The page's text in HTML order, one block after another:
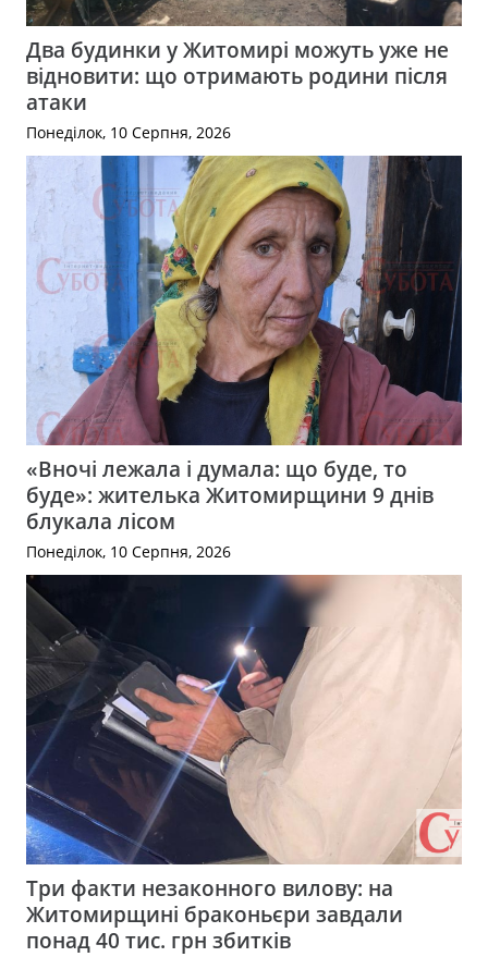
Два будинки у Житомирі можуть уже не
відновити: що отримають родини після
атаки
Понеділок, 10 Серпня, 2026
«Вночі лежала і думала: що буде, то
буде»: жителька Житомирщини 9 днів
блукала лісом
Понеділок, 10 Серпня, 2026
Три факти незаконного вилову: на
Житомирщині браконьєри завдали
понад 40 тис. грн збитків